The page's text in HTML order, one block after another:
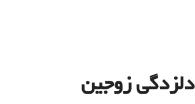
دلزدگی زوجین